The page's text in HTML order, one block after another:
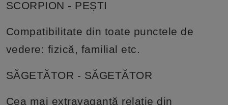
SCORPION - PEȘTI
Compatibilitate din toate punctele de
vedere: fizică, familial etc.
SĂGETĂTOR - SĂGETĂTOR
Cea mai extravagantă relație din